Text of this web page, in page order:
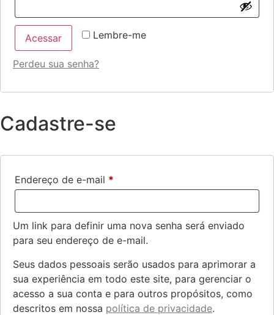
Lembre-me
Acessar
Perdeu sua senha?
Cadastre-se
Endereço de e-mail *
Um link para definir uma nova senha será enviado
para seu endereço de e-mail.
Seus dados pessoais serão usados para aprimorar a
sua experiência em todo este site, para gerenciar o
acesso a sua conta e para outros propósitos, como
descritos em nossa política de privacidade.